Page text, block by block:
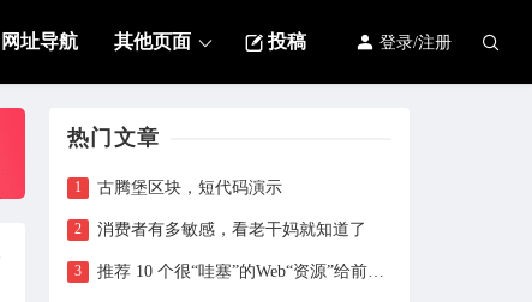
网址导航 其他页面 投稿 登录/注册
热门文章
古腾堡区块，短代码演示
消费者有多敏感，看老干妈就知道了
66666666666666666
来自：古腾堡区块，短代码演示
顶顶顶顶
来自： 古腾堡区块，短代码演示